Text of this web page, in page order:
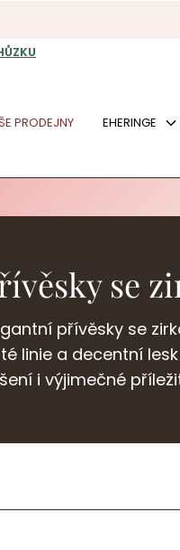
PRODEJNY EHERINGE
se
přívěsky se
linie a decentní
i výjimečné